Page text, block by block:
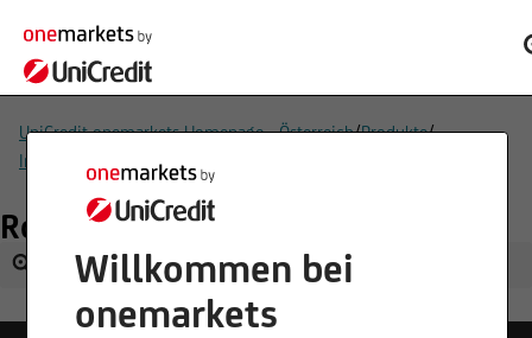
UniCredit onemarkets Homepage - Österreich/Produkte/
Indizes & Referenzwerte
Rohstoffindex - Referenzwerte
Willkommen bei
onemarkets